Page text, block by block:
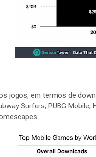
jogos, em termos de
Surfers, PUBG Mobile,